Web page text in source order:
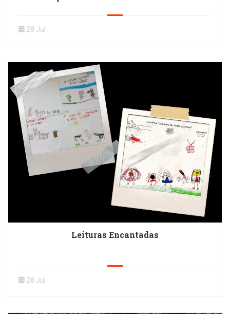
28 Jul
Leituras Encantadas
28 Jul